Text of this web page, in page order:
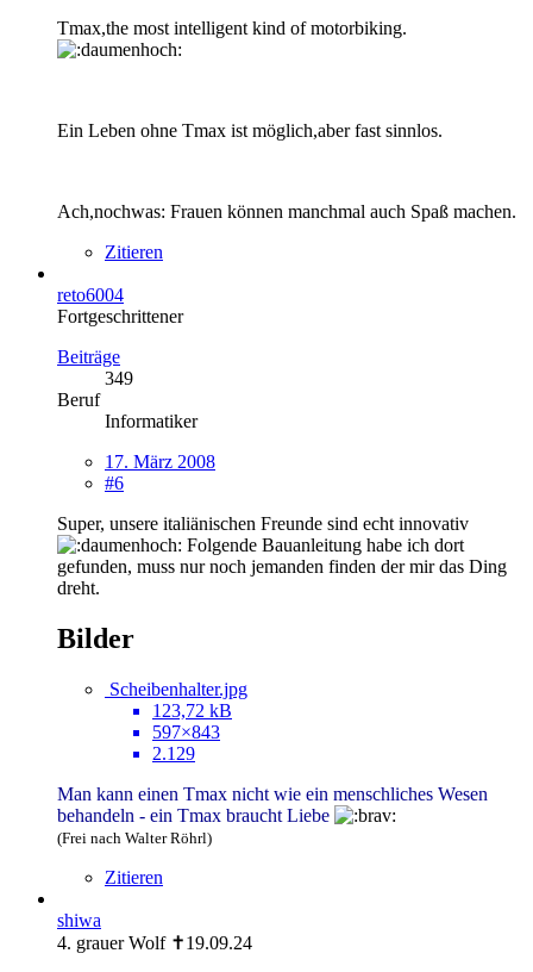
Tmax,the most intelligent kind of motorbiking.
Ein Leben ohne Tmax ist möglich,aber fast sinnlos.
Ach,nochwas: Frauen können manchmal auch Spaß machen.
Zitieren
reto6004
Fortgeschrittener
Beiträge
349
Beruf
Informatiker
17. März 2008
#6
Super, unsere italiänischen Freunde sind echt innovativ
Folgende Bauanleitung habe ich dort
gefunden, muss nur noch jemanden finden der mir das Ding
dreht.
Bilder
Scheibenhalter.jpg
123,72 kB
597×843
2.129
Man kann einen Tmax nicht wie ein menschliches Wesen
behandeln - ein Tmax braucht Liebe
(Frei nach Walter Röhrl)
Zitieren
shiwa
4. grauer Wolf ✝19.09.24